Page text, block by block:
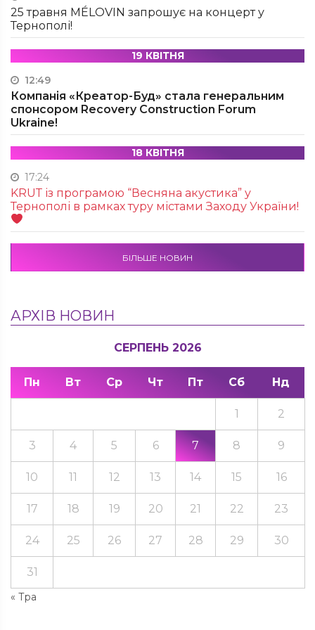
25 травня MÉLOVIN запрошує на концерт у
Тернополі!
19 КВІТНЯ
12:49
Компанія «Креатор-Буд» стала генеральним
спонсором Recovery Construction Forum
Ukraine!
18 КВІТНЯ
17:24
KRUТ із програмою “Весняна акустика” у
Тернополі в рамках туру містами Заходу України!
БІЛЬШЕ НОВИН
АРХІВ НОВИН
СЕРПЕНЬ 2026
Пн Вт Ср Чт Пт Сб Нд
« Тра
1 2
3 4 5 6 7 8 9
10 11 12 13 14 15 16
17 18 19 20 21 22 23
24 25 26 27 28 29 30
31